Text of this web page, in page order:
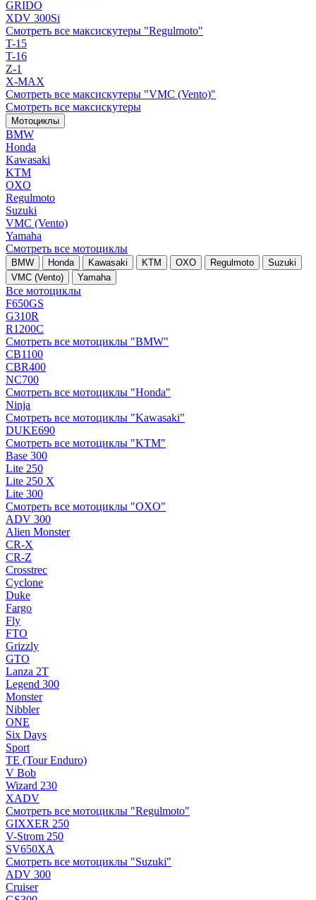
GRIDO
XDV 300Si
Смотреть все максискутеры "Regulmoto"
T-15
T-16
Z-1
X-MAX
Смотреть все максискутеры "VMC (Vento)"
Смотреть все максискутеры
Мотоциклы
BMW
Honda
Kawasaki
KTM
OXO
Regulmoto
Suzuki
VMC (Vento)
Yamaha
Смотреть все мотоциклы
BMW Honda Kawasaki KTM OXO Regulmoto
Suzuki
VMC (Vento)
Yamaha
Все мотоциклы
F650GS
G310R
R1200C
Смотреть все мотоциклы "BMW"
CB1100
CBR400
NC700
Смотреть все мотоциклы "Honda"
Ninja
Смотреть все мотоциклы "Kawasaki"
DUKE690
Смотреть все мотоциклы "KTM"
Base 300
Lite 250
Lite 250 X
Lite 300
Смотреть все мотоциклы "OXO"
ADV 300
Alien Monster
CR-X
CR-Z
Crosstrec
Cyclone
Duke
Fargo
Fly
FTO
Grizzly
GTO
Lanza 2T
Legend 300
Monster
Nibbler
ONE
Six Days
Sport
TE (Tour Enduro)
V Bob
Wizard 230
XADV
Смотреть все мотоциклы "Regulmoto"
GIXXER 250
V-Strom 250
SV650XA
Смотреть все мотоциклы "Suzuki"
ADV 300
Cruiser